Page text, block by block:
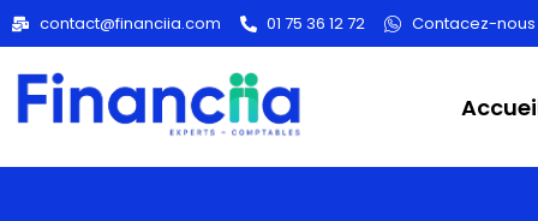
contact@financiia.com 01 75 36 12 72 Contacez-nous